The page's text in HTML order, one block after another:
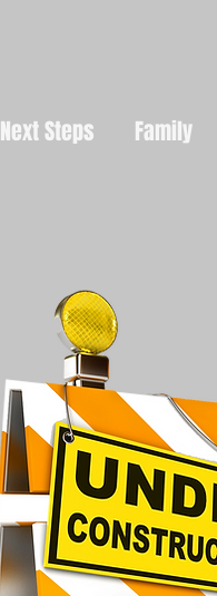
Next Steps Family